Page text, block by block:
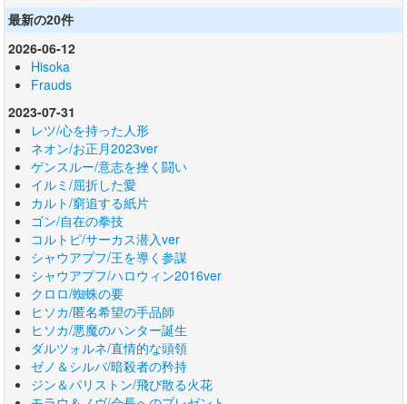
最新の20件
2026-06-12
Hisoka
Frauds
2023-07-31
レツ/心を持った人形
ネオン/お正月2023ver
ゲンスルー/意志を挫く闘い
イルミ/屈折した愛
カルト/窮追する紙片
ゴン/自在の拳技
コルトピ/サーカス潜入ver
シャウアプフ/王を導く参謀
シャウアプフ/ハロウィン2016ver
クロロ/蜘蛛の要
ヒソカ/匿名希望の手品師
ヒソカ/悪魔のハンター誕生
ダルツォルネ/直情的な頭領
ゼノ＆シルバ/暗殺者の矜持
ジン＆パリストン/飛び散る火花